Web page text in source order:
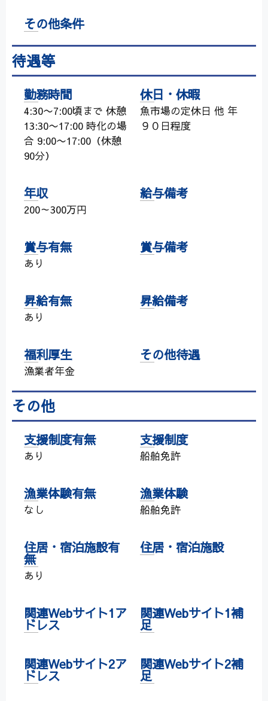
その他条件
待遇等
勤務時間
4:30〜7:00頃まで 休憩
13:30〜17:00 時化の場
合 9:00〜17:00（休憩
90分）
休日・休暇
魚市場の定休日 他 年
９０日程度
年収
200～300万円
給与備考
賞与有無
あり
賞与備考
昇給有無
あり
昇給備考
福利厚生
漁業者年金
その他待遇
その他
支援制度有無
あり
支援制度
船舶免許
漁業体験有無
なし
漁業体験
船舶免許
住居・宿泊施設有
無
あり
住居・宿泊施設
関連Webサイト1ア
ドレス
関連Webサイト1補
足
関連Webサイト2ア
ドレス
関連Webサイト2補
足